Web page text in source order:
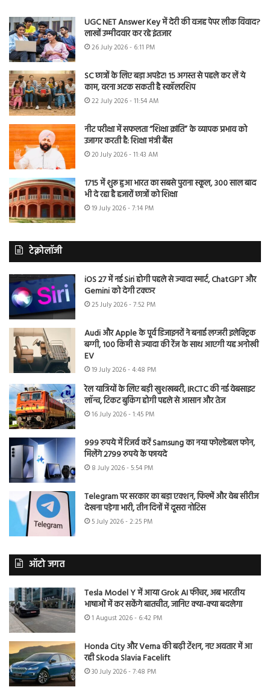
UGC NET Answer Key में देरी की वजह पेपर लीक विवाद?
लाखों उम्मीदवार कर रहे इंतजार
26 July 2026 - 6:11 PM
SC छात्रों के लिए बड़ा अपडेट! 15 अगस्त से पहले कर लें ये
काम, वरना अटक सकती है स्कॉलरशिप
22 July 2026 - 11:54 AM
नीट परीक्षा में सफलता “शिक्षा क्रांति” के व्यापक प्रभाव को
उजागर करती है: शिक्षा मंत्री बैंस
20 July 2026 - 11:43 AM
1715 में शुरू हुआ भारत का सबसे पुराना स्कूल, 300 साल बाद
भी दे रहा है हजारों छात्रों को शिक्षा
19 July 2026 - 7:14 PM
टेक्नोलॉजी
iOS 27 में नई Siri होगी पहले से ज्यादा स्मार्ट, ChatGPT और
Gemini को देगी टक्कर
25 July 2026 - 7:52 PM
Audi और Apple के पूर्व डिजाइनरों ने बनाई लग्जरी इलेक्ट्रिक
बग्गी, 100 किमी से ज्यादा की रेंज के साथ आएगी यह अनोखी
EV
19 July 2026 - 4:48 PM
रेल यात्रियों के लिए बड़ी खुशखबरी, IRCTC की नई वेबसाइट
लॉन्च, टिकट बुकिंग होगी पहले से आसान और तेज
16 July 2026 - 1:45 PM
999 रुपये में रिजर्व करें Samsung का नया फोल्डेबल फोन,
मिलेंगे 2799 रुपये के फायदे
8 July 2026 - 5:54 PM
Telegram पर सरकार का बड़ा एक्शन, फिल्में और वेब सीरीज
देखना पड़ेगा भारी, तीन दिनों में दूसरा नोटिस
5 July 2026 - 2:25 PM
ऑटो जगत
Tesla Model Y में आया Grok AI फीचर, अब भारतीय
भाषाओं में कर सकेंगे बातचीत, जानिए क्या-क्या बदलेगा
1 August 2026 - 6:42 PM
Honda City और Verna की बढ़ी टेंशन, नए अवतार में आ
रही Skoda Slavia Facelift
30 July 2026 - 7:48 PM